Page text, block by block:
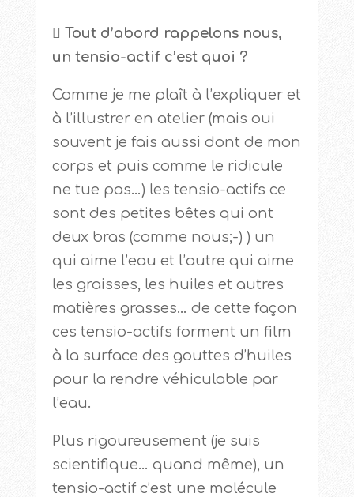
 Tout d’abord rappelons nous,
un tensio-actif c’est quoi ?
Comme je me plaît à l’expliquer et
à l’illustrer en atelier (mais oui
souvent je fais aussi dont de mon
corps et puis comme le ridicule
ne tue pas…) les tensio-actifs ce
sont des petites bêtes qui ont
deux bras (comme nous;-) ) un
qui aime l’eau et l’autre qui aime
les graisses, les huiles et autres
matières grasses… de cette façon
ces tensio-actifs forment un film
à la surface des gouttes d’huiles
pour la rendre véhiculable par
l’eau.
Plus rigoureusement (je suis
scientifique… quand même), un
tensio-actif c’est une molécule